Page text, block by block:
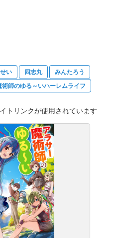
い 四志丸
みんたろう
術師のゆる～いハーレムライフ
トリンクが使用されています